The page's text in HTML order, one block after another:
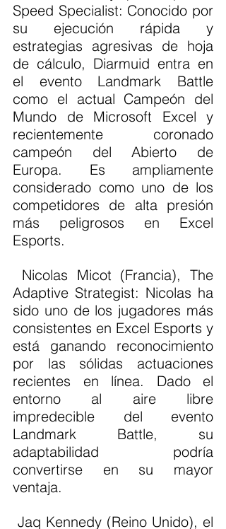
Speed Specialist: Conocido por
su ejecución rápida y
estrategias agresivas de hoja
de cálculo, Diarmuid entra en
el evento Landmark Battle
como el actual Campeón del
Mundo de Microsoft Excel y
recientemente coronado
campeón del Abierto de
Europa. Es ampliamente
considerado como uno de los
competidores de alta presión
más peligrosos en Excel
Esports.
Adaptive Strategist: Nicolas ha
sido uno de los jugadores más
consistentes en Excel Esports y
está ganando reconocimiento
por las sólidas actuaciones
recientes en línea. Dado el
entorno al aire libre
impredecible del evento
Landmark Battle, su
adaptabilidad podría
convertirse en su mayor
ventaja.